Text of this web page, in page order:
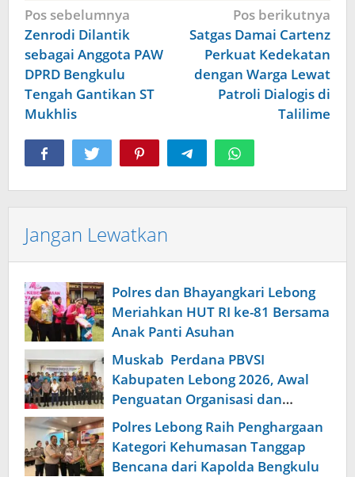
Navigasi
pos
Pos sebelumnya
Zenrodi Dilantik
sebagai Anggota PAW
DPRD Bengkulu
Tengah Gantikan ST
Mukhlis
Pos berikutnya
Satgas Damai Cartenz
Perkuat Kedekatan
dengan Warga Lewat
Patroli Dialogis di
Talilime
Jangan Lewatkan
Polres dan Bhayangkari Lebong
Meriahkan HUT RI ke-81 Bersama
Anak Panti Asuhan
Muskab Perdana PBVSI
Kabupaten Lebong 2026, Awal
Penguatan Organisasi dan
Pembinaan Atlet Berprestasi
Polres Lebong Raih Penghargaan
Kategori Kehumasan Tanggap
Bencana dari Kapolda Bengkulu